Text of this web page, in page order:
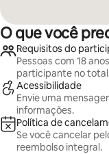
O que você
Requisitos do
Pessoas com 18
participante no
Acessibilidade
Envie uma
informações.
Política de
Se você cancelar
reembolso integral.